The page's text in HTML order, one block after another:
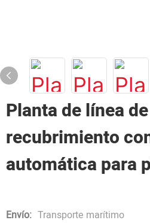
Planta de línea de
recubrimiento
automática para
Envío: Transporte marítimo